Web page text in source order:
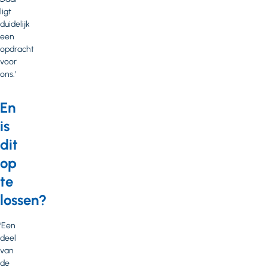
ligt
duidelijk
een
opdracht
voor
ons.’
En
is
dit
op
te
lossen?
‘Een
deel
van
de